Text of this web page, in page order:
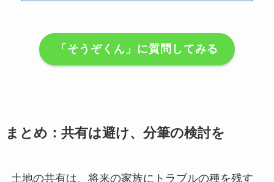
「そうぞくん」に質問してみる
まとめ：共有は避け、分筆の検討を
土地の共有は、将来の家族にトラブルの種を残す